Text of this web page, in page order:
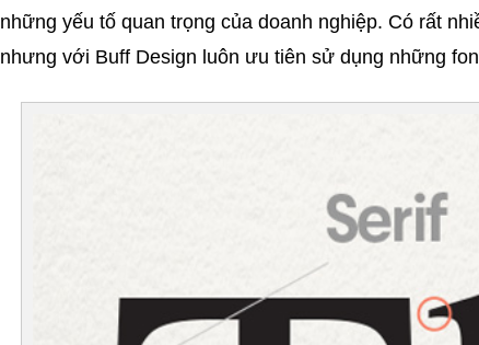
những yếu tố quan trọng của doanh nghiệp. Có rất
nhưng với Buff Design luôn ưu tiên sử dụng những